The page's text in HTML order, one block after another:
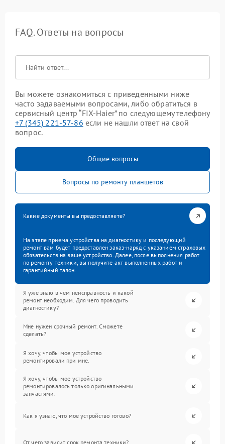
FAQ. Ответы на вопросы
Вы можете ознакомиться с приведенными ниже
часто задаваемыми вопросами, либо обратиться в
сервисный центр “FIX-Haier” по следующему телефону
+7 (345) 221-57-86 если не нашли ответ на свой
вопрос.
Общие вопросы
Вопросы по ремонту планшетов
Какие документы вы предоставляете?
На этапе приема устройства на диагностику и последующий
ремонт вам будет предоставлен заказ-наряд с указанием страховых
обязательств на ваше устройство. Далее, после выполнения работ
по ремонту техники, вы получите акт выполненных работ и
гарантийный талон.
Я уже знаю в чем неисправность и какой
ремонт необходим. Для чего проводить
диагностику?
Мне нужен срочный ремонт. Сможете
сделать?
Я хочу, чтобы мое устройство
ремонтировали при мне.
Я хочу, чтобы мое устройство
ремонтировалось только оригинальными
запчастями.
Как я узнаю, что мое устройство готово?
От чего зависит срок ремонта техники?